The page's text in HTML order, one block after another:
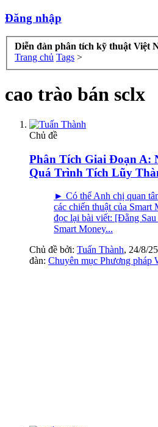
Đăng nhập
Diễn đàn phân tích kỹ thuật Việt
Trang chủ Tags >
cao trào bán sclx
Chủ đề
Phân Tích Giai Đoạn A:
Quá Trình Tích Lũy
► Có thể Anh chị quan
các chiến thuật của Smart
đọc lại bài viết: [Đằng
Smart Money...
Chủ đề bởi: Tuấn Thành, 24/8/25
đàn: Chuyên mục Phương pháp